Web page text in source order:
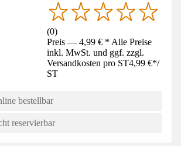
(0)
Preis — 4,99 € * Alle Preise
inkl. MwSt. und ggf. zzgl.
Versandkosten pro ST4,99 €*/
ST
bestellbar
reservierbar